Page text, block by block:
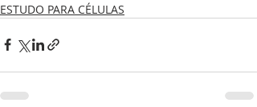
ESTUDO PARA CÉLULAS